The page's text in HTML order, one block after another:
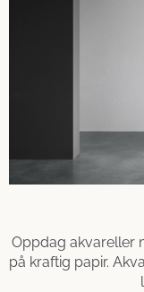
Oppdag akvareller
på kraftig papir.